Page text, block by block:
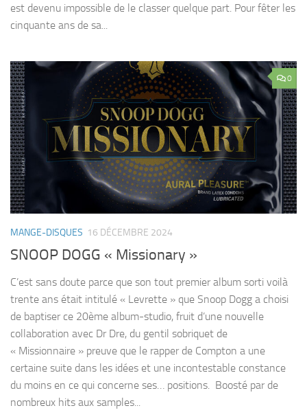
est devenu impossible de le classer quelque part. Pour fêter les
cinquante ans de sa...
0
MANGE-DISQUES 16 DÉCEMBRE 2024
SNOOP DOGG « Missionary »
C’est sans doute parce que son tout premier album sorti voilà
trente ans était intitulé « Levrette » que Snoop Dogg a choisi
de baptiser ce 20ème album-studio, fruit d’une nouvelle
collaboration avec Dr Dre, du gentil sobriquet de
« Missionnaire » preuve que le rapper de Compton a une
certaine suite dans les idées et une incontestable constance
du moins en ce qui concerne ses… positions. Boosté par de
nombreux hits aux samples...